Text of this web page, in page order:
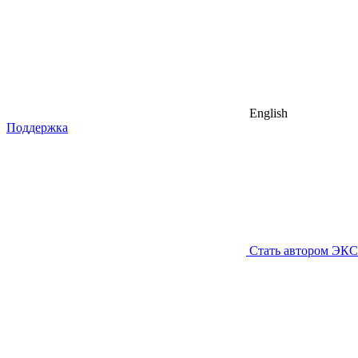
English
Поддержка
Стать автором